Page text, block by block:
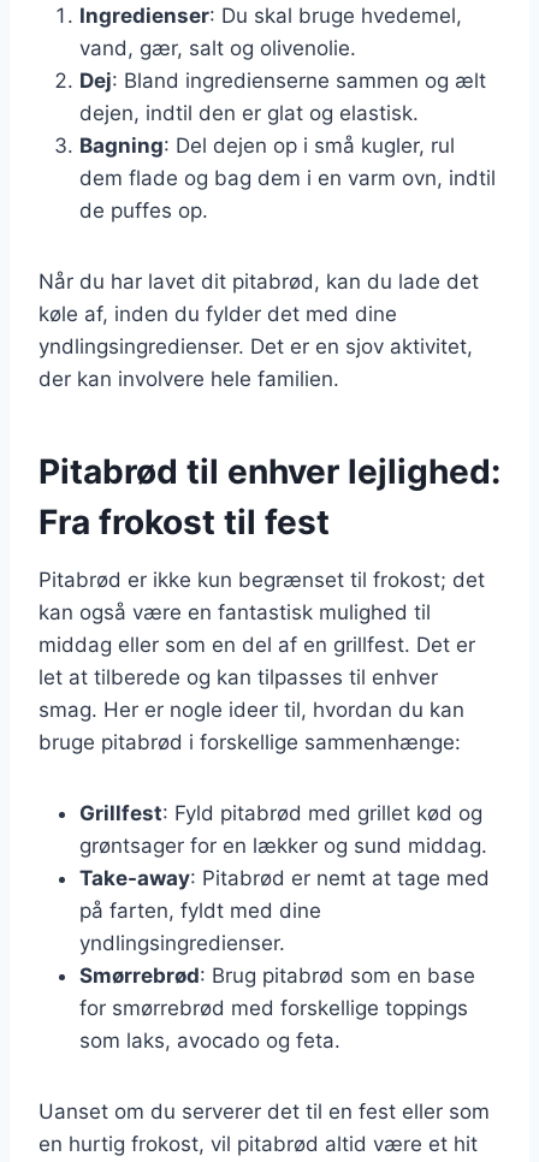
Ingredienser: Du skal bruge hvedemel,
vand, gær, salt og olivenolie.
Dej: Bland ingredienserne sammen og ælt
dejen, indtil den er glat og elastisk.
Bagning: Del dejen op i små kugler, rul
dem flade og bag dem i en varm ovn, indtil
de puffes op.
Når du har lavet dit pitabrød, kan du lade det
køle af, inden du fylder det med dine
yndlingsingredienser. Det er en sjov aktivitet,
der kan involvere hele familien.
Pitabrød til enhver lejlighed:
Fra frokost til fest
Pitabrød er ikke kun begrænset til frokost; det
kan også være en fantastisk mulighed til
middag eller som en del af en grillfest. Det er
let at tilberede og kan tilpasses til enhver
smag. Her er nogle ideer til, hvordan du kan
bruge pitabrød i forskellige sammenhænge:
Grillfest: Fyld pitabrød med grillet kød og
grøntsager for en lækker og sund middag.
Take-away: Pitabrød er nemt at tage med
på farten, fyldt med dine
yndlingsingredienser.
Smørrebrød: Brug pitabrød som en base
for smørrebrød med forskellige toppings
som laks, avocado og feta.
Uanset om du serverer det til en fest eller som
en hurtig frokost, vil pitabrød altid være et hit